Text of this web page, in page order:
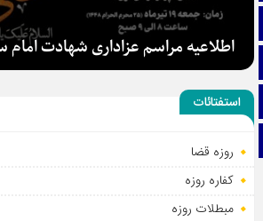
آپارات
اینستاگرام
اطلاعیه مراسم عزاداری شهادت
استفتائات
روزه قضا
کفاره روزه
مبطلات روزه